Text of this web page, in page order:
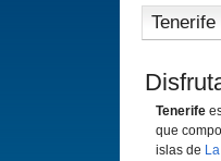
Tenerife
Tenerife
que
islas de